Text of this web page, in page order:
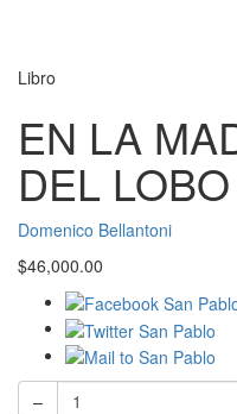
Libro
EN LA
DEL LOBO
Domenico Bellantoni
$46,000.00
–